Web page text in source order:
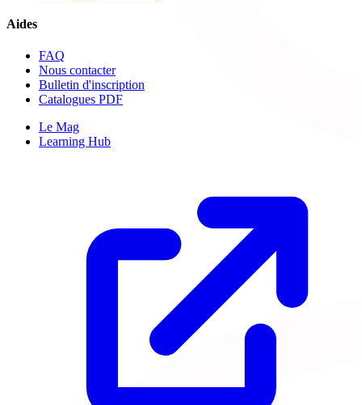
Aides
FAQ
Nous contacter
Bulletin d'inscription
Catalogues PDF
Le Mag
Learning Hub